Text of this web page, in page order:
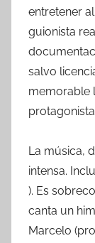
entretener
guionista
salvo
memorable
La música,
intensa.
). Es
canta un
Marcelo